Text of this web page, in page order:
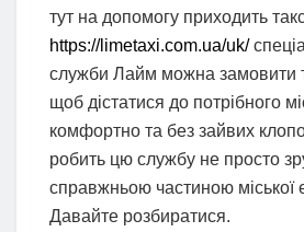
тут на допомогу приходить
https://limetaxi.com.ua/uk/
служби Лайм можна замовити
щоб дістатися до потрібного
комфортно та без зайвих
робить цю службу не просто
справжньою частиною міської
Давайте розбиратися.